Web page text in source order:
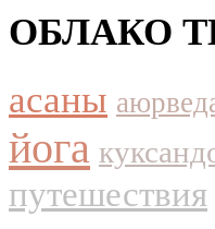
ОБЛАКО
асаны
йога
путешествия